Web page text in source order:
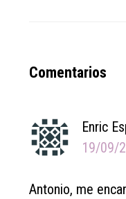
Reader
Comentarios
Enric
19/09/
Antonio, me